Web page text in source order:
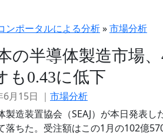
ンポータルによる分析»市場分析
の半導体製造市場
も0.43に低下
月15日 ｜ 市場分析
製造装置協会（SEAJ）が本日発表
落ちた。受注額はこの1月の102億